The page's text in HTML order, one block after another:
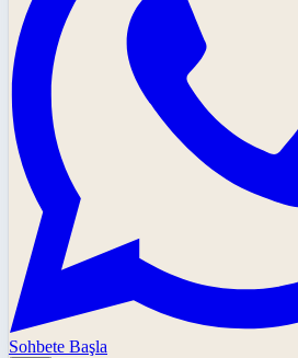
Sohbete Başla